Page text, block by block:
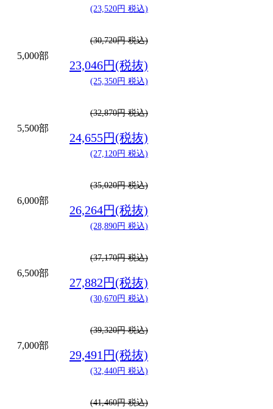
(23,520円 税込)
5,000部
(30,720円 税込)
23,046円(税抜)
(25,350円 税込)
5,500部
(32,870円 税込)
24,655円(税抜)
(27,120円 税込)
6,000部
(35,020円 税込)
26,264円(税抜)
(28,890円 税込)
6,500部
(37,170円 税込)
27,882円(税抜)
(30,670円 税込)
7,000部
(39,320円 税込)
29,491円(税抜)
(32,440円 税込)
(41,460円 税込)